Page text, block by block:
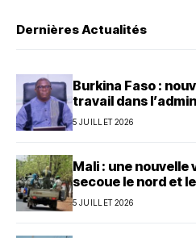
Dernières Actualités
Burkina Faso :
travail dans
5 JUILLET 2026
Mali : une nouvelle
secoue le nord et
5 JUILLET 2026